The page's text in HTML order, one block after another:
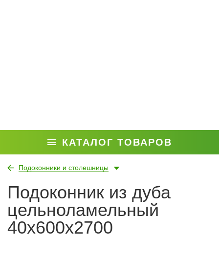
КАТАЛОГ ТОВАРОВ
Подоконники и столешницы
Подоконник из дуба
цельноламельный
40х600х2700